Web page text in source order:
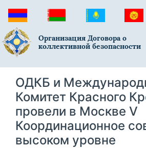
Организация Договора о
коллективной безопасности
ОДКБ и
Комитет Красного
провели в Москве V
Координационное
высоком уровне